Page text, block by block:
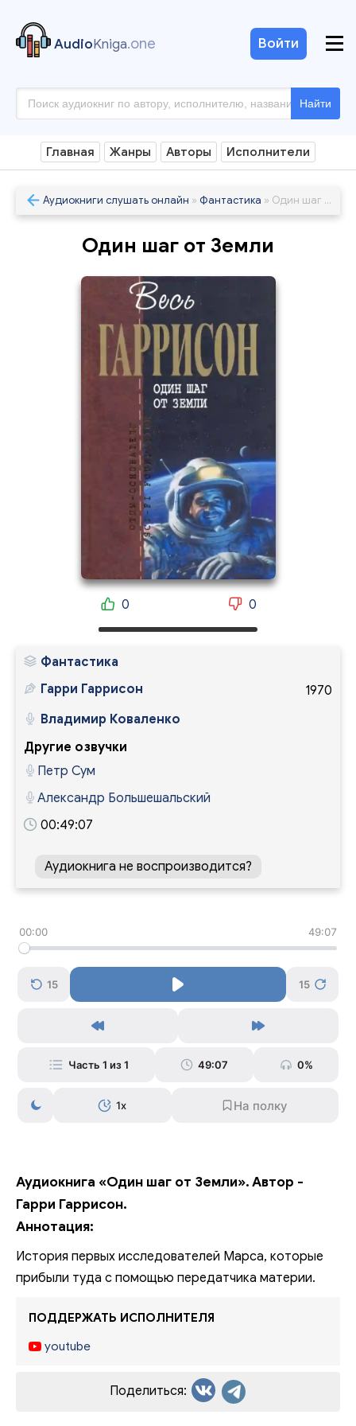
AudioKniga.one
Найти
Войти
Главная Жанры Авторы Исполнители
Аудиокниги слушать онлайн » Фантастика » Один шаг от Земли
Один шаг от Земли
0 0
Фантастика
1970
Гарри Гаррисон
Владимир Коваленко
Другие озвучки
Петр Сум
Александр Большешальский
00:49:07
Аудиокнига не воспроизводится?
00:00 49:07
15 15
Часть 1 из 1 49:07 0%
1x
Аудиокнига «Один шаг от Земли». Автор -
Гарри Гаррисон.
Аннотация:
История первых исследователей Марса, которые
прибыли туда с помощью передатчика материи.
ПОДДЕРЖАТЬ ИСПОЛНИТЕЛЯ
youtube
Поделиться: